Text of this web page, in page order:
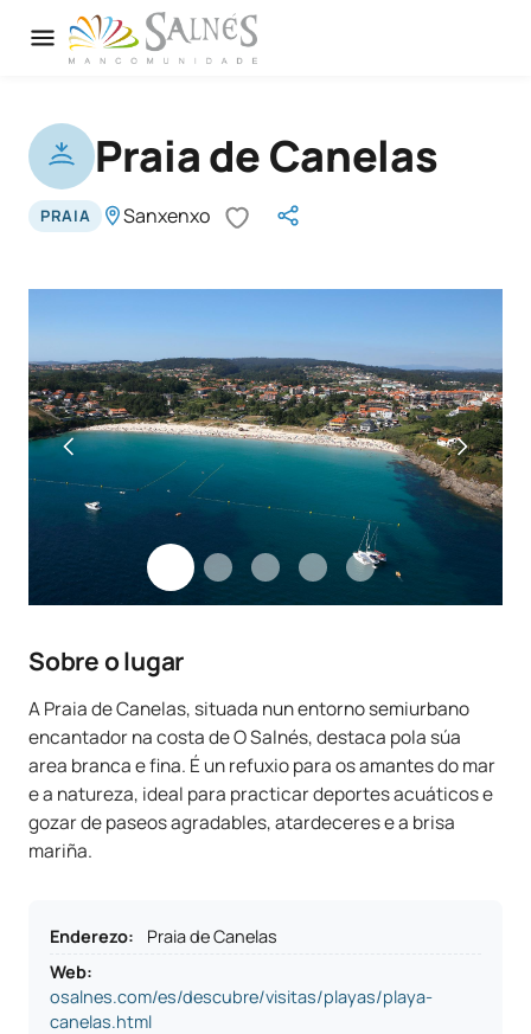
Praia de Canelas
PRAIA Sanxenxo
Sobre o lugar
A Praia de Canelas, situada nun entorno semiurbano
encantador na costa de O Salnés, destaca pola súa
area branca e fina. É un refuxio para os amantes do mar
e a natureza, ideal para practicar deportes acuáticos e
gozar de paseos agradables, atardeceres e a brisa
mariña.
Enderezo:
Praia de Canelas
Web:
osalnes.com/es/descubre/visitas/playas/playa-
canelas.html